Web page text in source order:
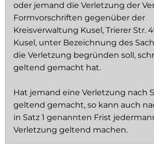
oder jemand die Verletzung der
Formvorschriften gegenüber der
Kreisverwaltung Kusel, Trierer Str.
Kusel, unter Bezeichnung des
die Verletzung begründen soll,
geltend gemacht hat.
Hat jemand eine Verletzung nach
geltend gemacht, so kann auch
in Satz 1 genannten Frist
Verletzung geltend machen.